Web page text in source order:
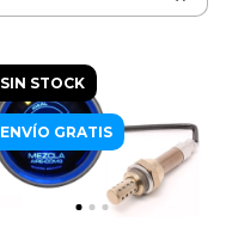
SIN STOCK
ENVÍO GRATIS